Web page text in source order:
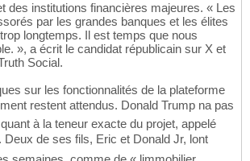
des institutions financières majeures. « Les
par les grandes banques et les élites
longtemps. Il est temps que nous
», a écrit le candidat républicain sur X et
Social.
sur les fonctionnalités de la plateforme
restent attendus. Donald Trump na pas
à la teneur exacte du projet, appelé
de ses fils, Eric et Donald Jr, lont